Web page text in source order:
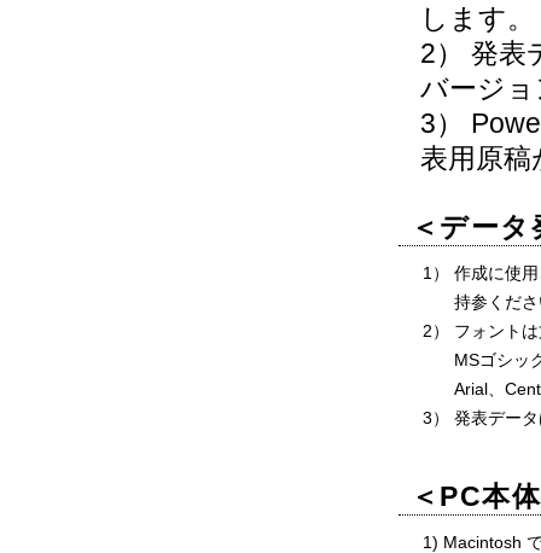
します。
2） 発表
バージ
3）
表用原
＜デー
1）
作成に使
持参くだ
2）
フォント
MSゴシッ
Arial、
3）
発表デー
＜PC本
1) Macintosh